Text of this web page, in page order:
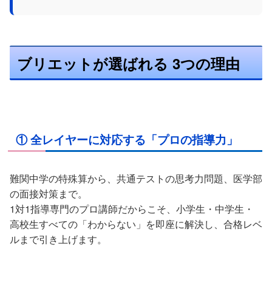
ブリエットが選ばれる 3つの理由
① 全レイヤーに対応する「プロの指導力」
難関中学の特殊算から、共通テストの思考力問題、医学部
の面接対策まで。
1対1指導専門のプロ講師だからこそ、小学生・中学生・
高校生すべての「わからない」を即座に解決し、合格レベ
ルまで引き上げます。